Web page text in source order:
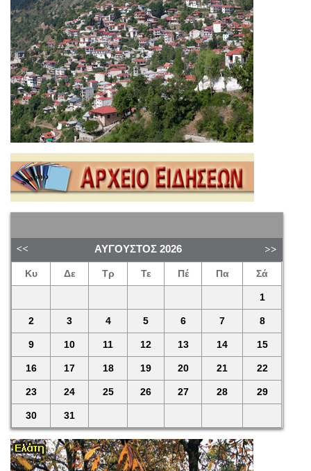
ΑΎΓΟΥΣΤΟΣ 2026
Κυ Δε Τρ Τε Πέ Πα Σά
1
2 3 4 5 6 7 8
9 10 11 12 13 14 15
16 17 18 19 20 21 22
23 24 25 26 27 28 29
30 31